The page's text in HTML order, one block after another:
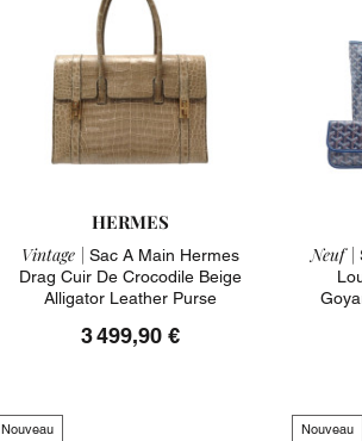
HERMES
Vintage | Sac A Main Hermes
Drag Cuir De Crocodile Beige
Alligator Leather Purse
3 499,90 €
Neuf |
Nouveau Nouveau